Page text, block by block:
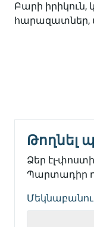
Բարի իրիկուն,
հարազատներ,
Ձեր էլ-
Պարտադիր